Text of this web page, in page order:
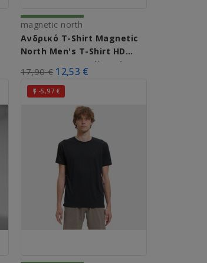
magnetic north
Ανδρικό T-Shirt Magnetic
North Men's T-Shirt HD
Logo A51010 (Indigo Blue)
17,90 € 12,53 €
 -5,97 €